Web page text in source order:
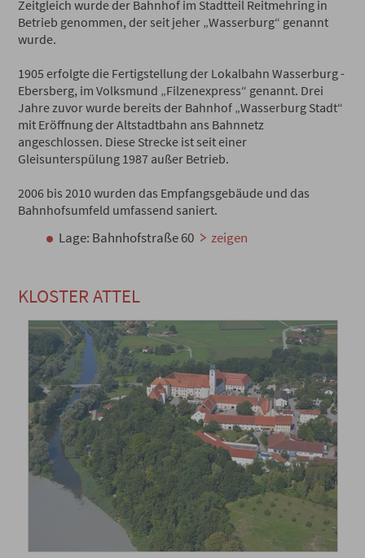
Zeitgleich wurde der Bahnhof im Stadtteil Reitmehring in
Betrieb genommen, der seit jeher „Wasserburg“ genannt
wurde.
1905 erfolgte die Fertigstellung der Lokalbahn Wasserburg -
Ebersberg, im Volksmund „Filzenexpress“ genannt. Drei
Jahre zuvor wurde bereits der Bahnhof „Wasserburg Stadt“
mit Eröffnung der Altstadtbahn ans Bahnnetz
angeschlossen. Diese Strecke ist seit einer
Gleisunterspülung 1987 außer Betrieb.
2006 bis 2010 wurden das Empfangsgebäude und das
Bahnhofsumfeld umfassend saniert.
Lage: Bahnhofstraße 60 zeigen
KLOSTER ATTEL